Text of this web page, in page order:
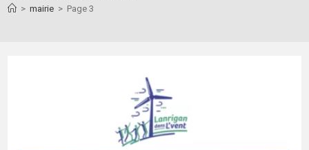
> mairie > Page 3